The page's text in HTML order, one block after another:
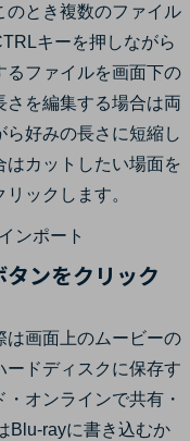
のとき複数のファイル
キーを押しながら
るファイルを画面下の
さを編集する場合は両
好みの長さに短縮し
はカットしたい場面を
ックします。
ンをクリック
は画面上のムービーの
ドディスクに保存す
オンラインで共有・
Blu-rayに書き込むか